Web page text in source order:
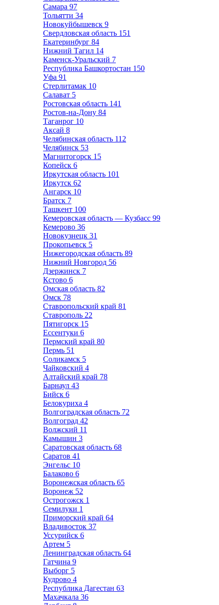
Самара 97
Тольятти 34
Новокуйбышевск 9
Свердловская область 151
Екатеринбург 84
Нижний Тагил 14
Каменск-Уральский 7
Республика Башкортостан 150
Уфа 91
Стерлитамак 10
Салават 5
Ростовская область 141
Ростов-на-Дону 84
Таганрог 10
Аксай 8
Челябинская область 112
Челябинск 53
Магнитогорск 15
Копейск 6
Иркутская область 101
Иркутск 62
Ангарск 10
Братск 7
Ташкент 100
Кемеровская область — Кузбасс 99
Кемерово 36
Новокузнецк 31
Прокопьевск 5
Нижегородская область 89
Нижний Новгород 56
Дзержинск 7
Кстово 6
Омская область 82
Омск 78
Ставропольский край 81
Ставрополь 22
Пятигорск 15
Ессентуки 6
Пермский край 80
Пермь 51
Соликамск 5
Чайковский 4
Алтайский край 78
Барнаул 43
Бийск 6
Белокуриха 4
Волгоградская область 72
Волгоград 42
Волжский 11
Камышин 3
Саратовская область 68
Саратов 41
Энгельс 10
Балаково 6
Воронежская область 65
Воронеж 52
Острогожск 1
Семилуки 1
Приморский край 64
Владивосток 37
Уссурийск 6
Артем 5
Ленинградская область 64
Гатчина 9
Выборг 5
Кудрово 4
Республика Дагестан 63
Махачкала 36